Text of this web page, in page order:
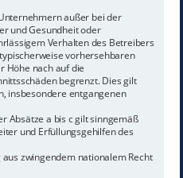
außer bei der
und Gesundheit oder
Verhalten des Betreibers
vorhersehbaren
Höhe nach auf die
begrenzt. Dies gilt
insbesondere entgangenen
Absätze a bis c gilt sinngemäß
und Erfüllungsgehilfen des
zwingendem nationalem Recht